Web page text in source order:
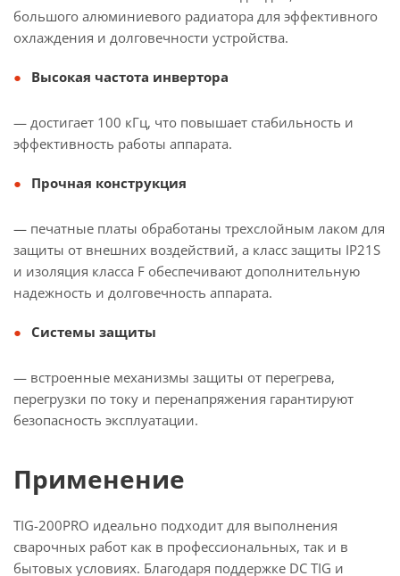
большого алюминиевого радиатора для эффективного
охлаждения и долговечности устройства.
Высокая частота инвертора
— достигает 100 кГц, что повышает стабильность и
эффективность работы аппарата.
Прочная конструкция
— печатные платы обработаны трехслойным лаком для
защиты от внешних воздействий, а класс защиты IP21S
и изоляция класса F обеспечивают дополнительную
надежность и долговечность аппарата.
Системы защиты
— встроенные механизмы защиты от перегрева,
перегрузки по току и перенапряжения гарантируют
безопасность эксплуатации.
Применение
TIG-200PRO идеально подходит для выполнения
сварочных работ как в профессиональных, так и в
бытовых условиях. Благодаря поддержке DC TIG и